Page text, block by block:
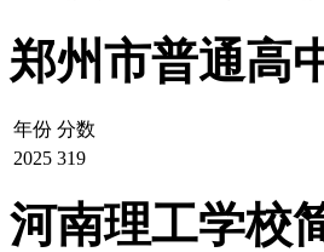
郑州市普通高
年份 分数
2025 319
河南理工学校